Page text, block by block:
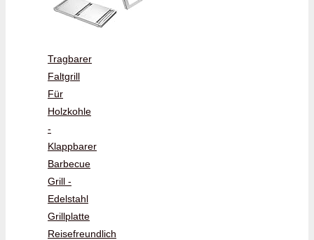
Tragbarer
Faltgrill
Für
Holzkohle
-
Klappbarer
Barbecue
Grill -
Edelstahl
Grillplatte
Reisefreundlich